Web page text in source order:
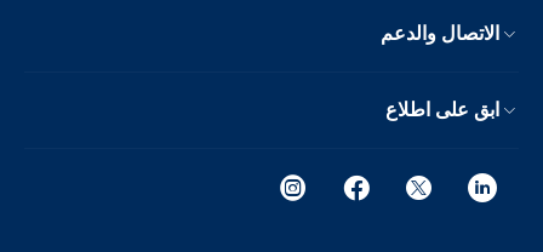
الاتصال والدعم
ابق على اطلاع